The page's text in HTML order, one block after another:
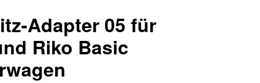
Adapter 05 für
Riko Basic